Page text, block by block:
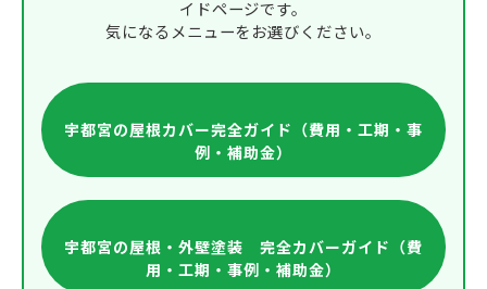
イドページです。
気になるメニューをお選びください。
宇都宮の屋根カバー完全ガイド（費用・工期・事
例・補助金）
宇都宮の屋根・外壁塗装 完全カバーガイド（費
用・工期・事例・補助金）